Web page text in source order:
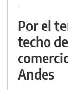
Por el
techo
Andes